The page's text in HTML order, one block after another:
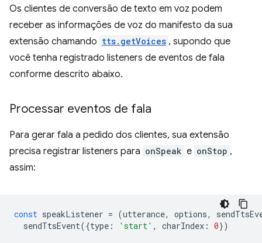
Os clientes de conversão de texto em voz podem
receber as informações de voz do manifesto da sua
extensão chamando tts.getVoices , supondo que
você tenha registrado listeners de eventos de fala
conforme descrito abaixo.
Processar eventos de fala
Para gerar fala a pedido dos clientes, sua extensão
precisa registrar listeners para onSpeak e onStop ,
assim:
const speakListener = (utterance, options,
sendTtsEvent({type : 'start' , charIndex : 0})